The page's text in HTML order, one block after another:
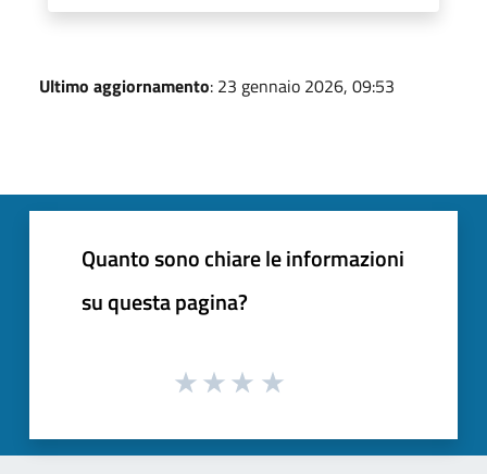
Ultimo aggiornamento: 23 gennaio 2026, 09:53
Quanto sono chiare le informazioni
su questa pagina?